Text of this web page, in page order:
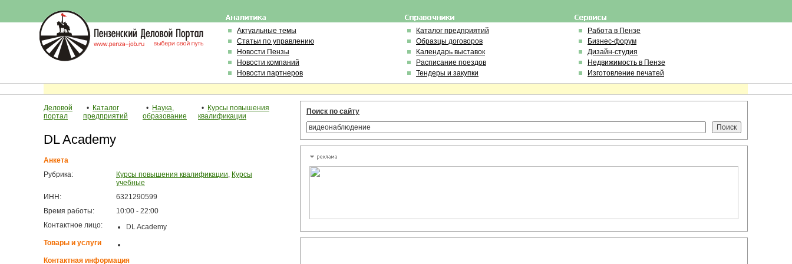
Актуальные темы
Статьи по управлению
Новости Пензы
Новости компаний
Новости партнеров
Каталог предприятий
Образцы договоров
Календарь выставок
Расписание поездов
Тендеры и закупки
Работа в Пензе
Бизнес-форум
Дизайн-студия
Недвижимость в Пензе
Изготовление печатей
Деловой
портал
• Каталог
предприятий
• Наука,
образование
• Курсы повышения
квалификации
DL Academy
Анкета
Рубрика:
Курсы повышения квалификации, Курсы
учебные
ИНН:
6321290599
Время работы:
10:00 - 22:00
Контактное лицо:
DL Academy
Товары и услуги
Контактная информация
Поиск по сайту